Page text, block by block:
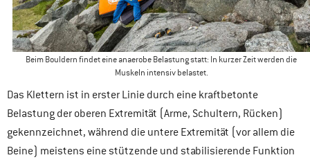
Beim Bouldern findet eine anaerobe Belastung statt: In kurzer Zeit werden die
Muskeln intensiv belastet.
Das Klettern ist in erster Linie durch eine kraftbetonte
Belastung der oberen Extremität (Arme, Schultern, Rücken)
gekennzeichnet, während die untere Extremität (vor allem die
Beine) meistens eine stützende und stabilisierende Funktion